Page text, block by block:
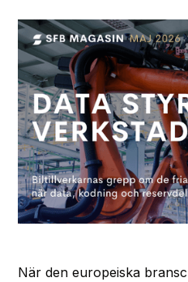
När den europeiska